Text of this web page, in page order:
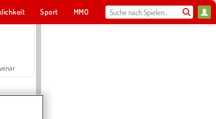
Sport MMO